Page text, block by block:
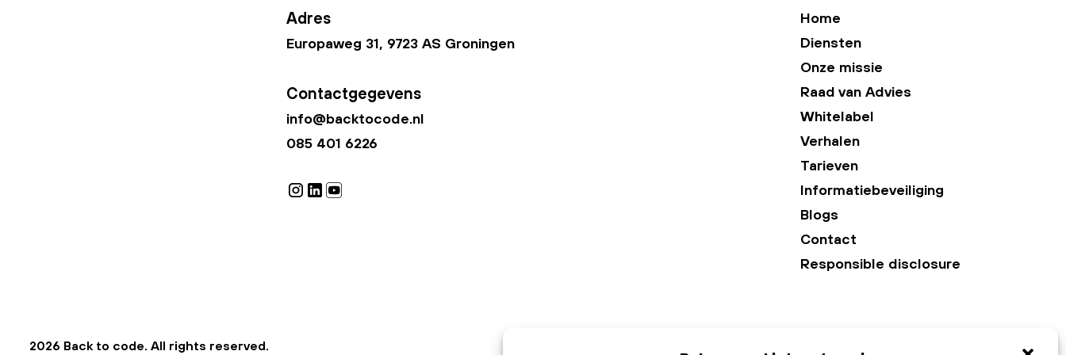
Adres
Europaweg 31, 9723 AS Groningen
Contactgegevens
info@backtocode.nl
085 401 6226
Home
Diensten
Onze missie
Raad van Advies
Whitelabel
Verhalen
Tarieven
Informatiebeveiliging
Blogs
Contact
Responsible disclosure
2026 Back to code. All rights reserved. Algemene voorwaarden